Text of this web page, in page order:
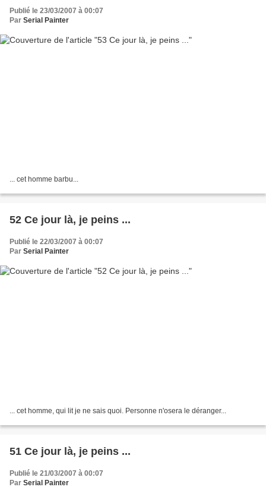
Publié le 23/03/2007 à 00:07
Par Serial Painter
... cet homme barbu...
52 Ce jour là, je peins ...
Publié le 22/03/2007 à 00:07
Par Serial Painter
... cet homme, qui lit je ne sais quoi. Personne n'osera le déranger...
51 Ce jour là, je peins ...
Publié le 21/03/2007 à 00:07
Par Serial Painter